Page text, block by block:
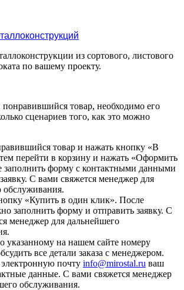
из сортового, листового
по вашему проекту.
товар, необходимо его
сценариев того, как это можно
товар и нажать кнопку «В
перейти в корзину и нажать «Оформить
заполнить форму с контактными данными
С вами свяжется менеджер для
обслуживания.
«Купить в один клик». После
заполнить форму и отправить заявку. С
менеджер для дальнейшего
указанному на нашем сайте номеру
все детали заказа с менеджером.
почту info@mirostal.ru ваш
данные. С вами свяжется менеджер
обслуживания.